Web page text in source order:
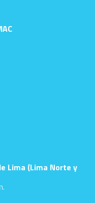
Lima (Lima Norte y